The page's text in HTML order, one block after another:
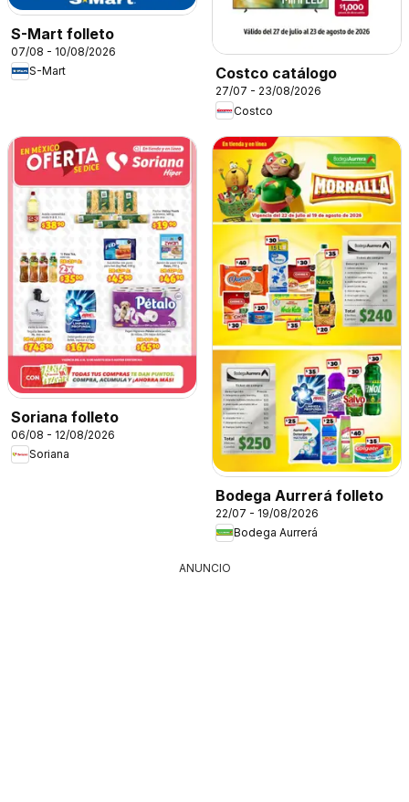
S-Mart folleto
07/08 - 10/08/2026
S-Mart
Costco catálogo
27/07 - 23/08/2026
Costco
Soriana folleto
06/08 - 12/08/2026
Soriana
Bodega Aurrerá folleto
22/07 - 19/08/2026
Bodega Aurrerá
ANUNCIO